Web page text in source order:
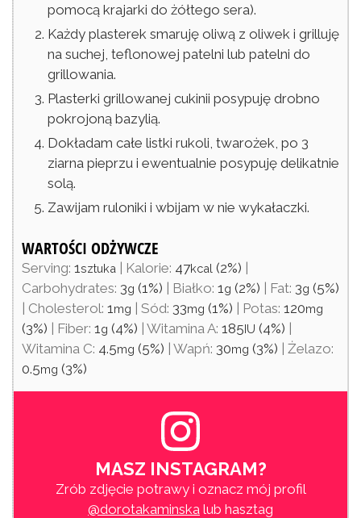
pomocą krajarki do żółtego sera).
Każdy plasterek smaruję oliwą z oliwek i grilluję
na suchej, teflonowej patelni lub patelni do
grillowania.
Plasterki grillowanej cukinii posypuję drobno
pokrojoną bazylią.
Dokładam całe listki rukoli, twarożek, po 3
ziarna pieprzu i ewentualnie posypuję delikatnie
solą.
Zawijam ruloniki i wbijam w nie wykałaczki.
WARTOŚCI ODŻYWCZE
Serving: 1sztuka| Kalorie: 47kcal(2%)
Carbohydrates: 3g (1%) Białko: 1g (2%) Fat: 3g (5%)
Cholesterol: 1mg Sód: 33mg (1%) Potas: 120mg
(3%) Fiber: 1g (4%) Witamina A: 185IU (4%)
Witamina C: 4.5mg (5%) Wapń: 30mg (3%)
Żelazo:
0.5mg (3%)
MASZ INSTAGRAM?
Zrób zdjęcie potrawy i oznacz mój profil
@dorotakaminska lub hasztag